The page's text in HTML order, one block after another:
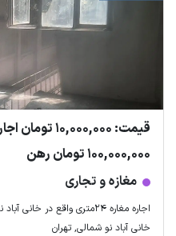
قیمت: 10,000,000 تومان اجاره
100,000,000 تومان رهن
مغازه و تجاری
اجاره مغاره 24متری واقع در خانی آباد نو
خانی آباد نو شمالی, تهران